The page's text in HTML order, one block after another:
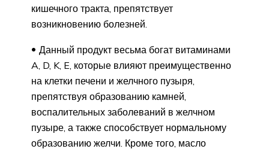
кишечного тракта, препятствует
возникновению болезней.
Данный продукт весьма богат витаминами
A, D, K, E, которые влияют преимущественно
на клетки печени и желчного пузыря,
препятствуя образованию камней,
воспалительных заболеваний в желчном
пузыре, а также способствует нормальному
образованию желчи. Кроме того, масло